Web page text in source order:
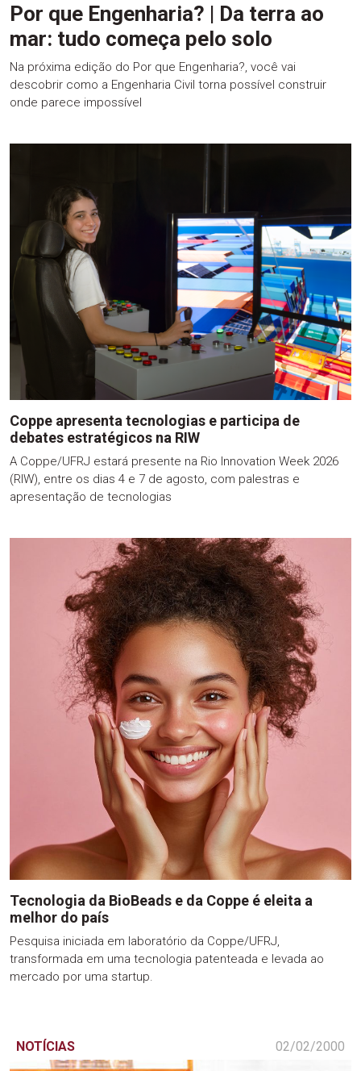
Por que Engenharia? | Da terra ao
mar: tudo começa pelo solo
Na próxima edição do Por que Engenharia?, você vai
descobrir como a Engenharia Civil torna possível construir
onde parece impossível
Coppe apresenta tecnologias e participa de
debates estratégicos na RIW
A Coppe/UFRJ estará presente na Rio Innovation Week 2026
(RIW), entre os dias 4 e 7 de agosto, com palestras e
apresentação de tecnologias
Tecnologia da BioBeads e da Coppe é eleita a
melhor do país
Pesquisa iniciada em laboratório da Coppe/UFRJ,
transformada em uma tecnologia patenteada e levada ao
mercado por uma startup.
NOTÍCIAS 02/02/2000